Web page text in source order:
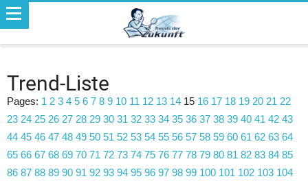
Trend-Liste
Pages: 1 2 3 4 5 6 7 8 9 10 11 12 13 14 15 16 17 18 19 20 21 22
23 24 25 26 27 28 29 30 31 32 33 34 35 36 37 38 39 40 41 42 43
44 45 46 47 48 49 50 51 52 53 54 55 56 57 58 59 60 61 62 63 64
65 66 67 68 69 70 71 72 73 74 75 76 77 78 79 80 81 82 83 84 85
86 87 88 89 90 91 92 93 94 95 96 97 98 99 100 101 102 103 104